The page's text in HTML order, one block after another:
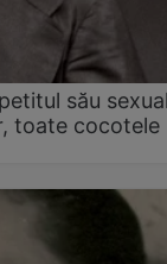
său
toate cocotele